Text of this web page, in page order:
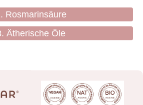
Rosmarinsäure
Ätherische Öle